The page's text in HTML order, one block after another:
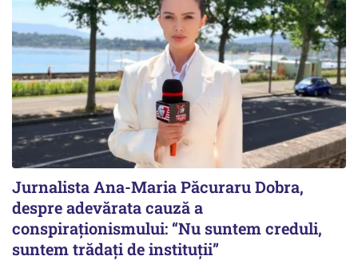
Jurnalista Ana-Maria Păcuraru Dobra,
despre adevărata cauză a
conspiraționismului: “Nu suntem creduli,
suntem trădați de instituții”